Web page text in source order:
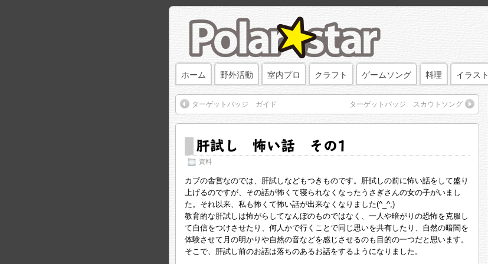
ホーム 野外活動 室内プロ クラフト ゲームソング 料理 イラスト
ターゲットバッジ ガイド ターゲットバッジ スカウトソング
肝試し 怖い話 その1
資料
カブの舎営なのでは、肝試しなどもつきものです。肝試しの前に怖い話をして盛り
上げるのですが、その話が怖くて寝られなくなったうさぎさんの女の子がいまし
た。それ以来、私も怖くて怖い話が出来なくなりました(^_^;)
教育的な肝試しは怖がらしてなんぼのものではなく、一人や暗がりの恐怖を克服し
て自信をつけさせたり、何人かで行くことで同じ思いを共有したり、自然の暗闇を
体験させて月の明かりや自然の音などを感じさせるのも目的の一つだと思います。
そこで、肝試し前のお話は落ちのあるお話をするようになりました。